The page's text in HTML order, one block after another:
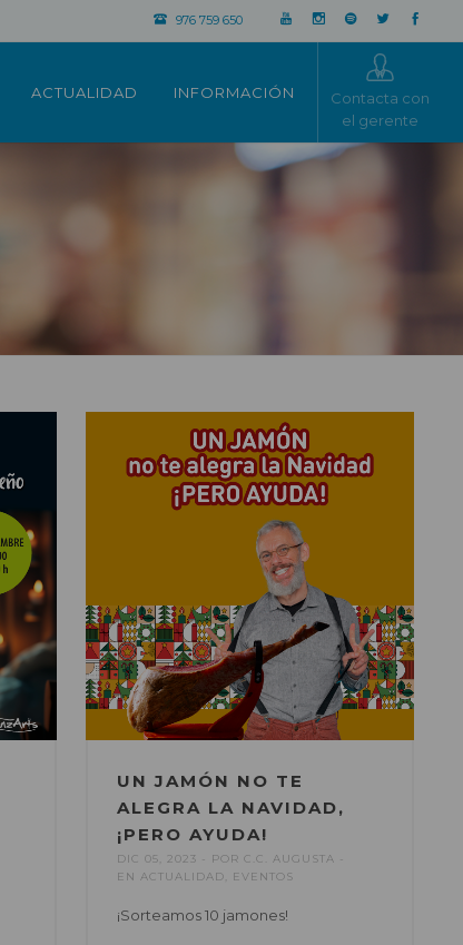
976 759 650
ACTUALIDAD INFORMACIÓN
Contacta con
el gerente
UN JAMÓN NO TE
ALEGRA LA NAVIDAD,
¡PERO AYUDA!
DIC 05, 2023 POR C.C. AUGUSTA
EN ACTUALIDAD EVENTOS
¡Sorteamos 10 jamones!